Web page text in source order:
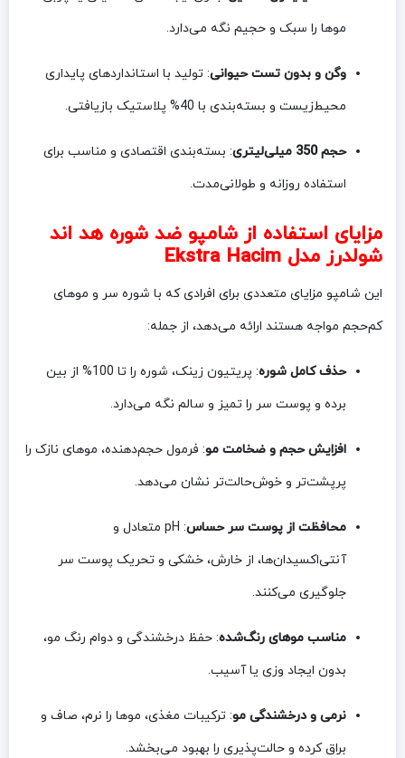
موها را سبک و حجیم نگه می‌دارد.
وگن و بدون تست حیوانی: تولید با استانداردهای پایداری
محیط‌زیست و بسته‌بندی با 40% پلاستیک بازیافتی.
حجم 350 میلی‌لیتری
: بسته‌بندی اقتصادی و مناسب برای
استفاده روزانه و طولانی‌مدت.
مزایای استفاده از شامپو ضد شوره هد اند
شولدرز مدل Ekstra Hacim
این شامپو مزایای متعددی برای افرادی که با شوره سر و موهای
کم‌حجم مواجه هستند ارائه می‌دهد، از جمله:
حذف کامل شوره
: پریتیون زینک، شوره را تا 100% از بین
برده و پوست سر را تمیز و سالم نگه می‌دارد.
افزایش حجم و ضخامت مو: فرمول حجم‌دهنده، موهای نازک را
پرپشت‌تر و خوش‌حالت‌تر نشان می‌دهد.
محافظت از پوست سر حساس
: pH متعادل و
آنتی‌اکسیدان‌ها، از خارش، خشکی و تحریک پوست سر
جلوگیری می‌کنند.
مناسب موهای رنگ‌شده: حفظ درخشندگی و دوام رنگ مو،
بدون ایجاد وزی یا آسیب.
نرمی و درخشندگی مو: ترکیبات مغذی، موها را نرم، صاف و
براق کرده و حالت‌پذیری را بهبود می‌بخشد.